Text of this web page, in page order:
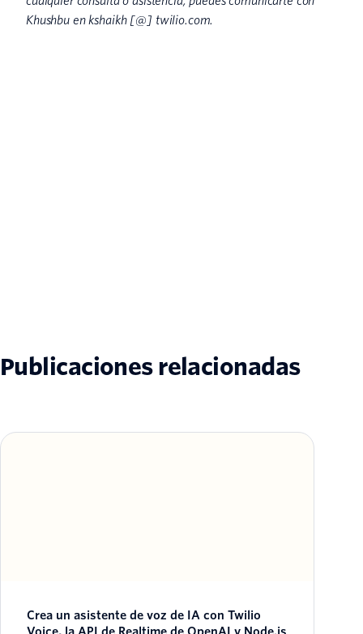
Khushbu en kshaikh [@] twilio.com.
Publicaciones relacionadas
Crea un asistente de voz de IA con Twilio